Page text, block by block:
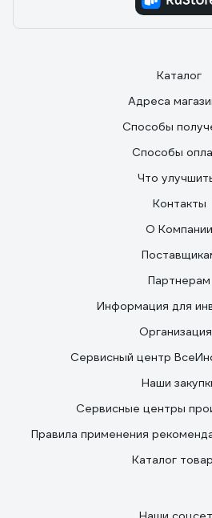
Каталог
Адреса
Способы
Способы
Что
Контакты
О Компании
Партнерам
Информация для
Сервисный центр
Наши
Сервисные центры
Правила применения
Каталог